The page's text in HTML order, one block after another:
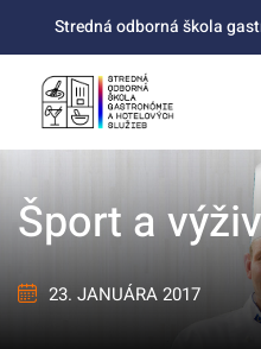
content
Stredná odborná škola
Šport a
23. JANUÁRA 2017